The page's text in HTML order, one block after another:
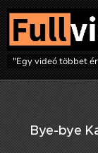
"Egy videó többet
Bye-bye